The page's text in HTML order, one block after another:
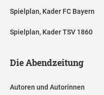
Spielplan, Kader FC Bayern
Spielplan, Kader TSV 1860
Die Abendzeitung
Autoren und Autorinnen